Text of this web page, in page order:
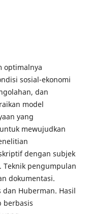
optimalnya
sosial-ekonomi
dan
model
yang
mewujudkan
dengan subjek
pengumpulan
dokumentasi.
Huberman. Hasil
berbasis